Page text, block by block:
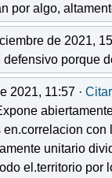
por algo,
de 2021,
porque
2021, 11:57 · Citar
unitario
el.territorio por